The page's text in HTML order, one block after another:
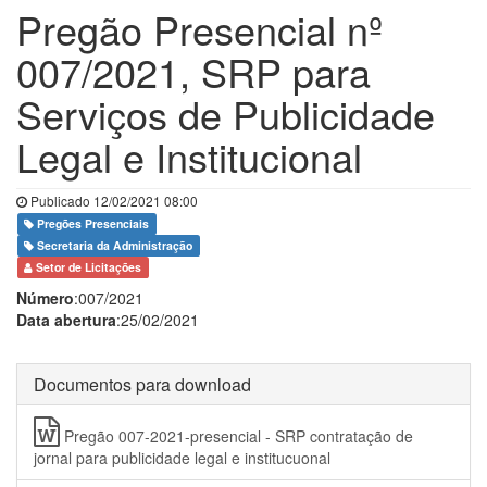
Pregão Presencial nº
007/2021, SRP para
Serviços de Publicidade
Legal e Institucional
Publicado 12/02/2021 08:00
Pregões Presenciais
Secretaria da Administração
Setor de Licitações
Número:007/2021
Data abertura:25/02/2021
Documentos para download
Pregão 007-2021-presencial - SRP contratação de
jornal para publicidade legal e institucuonal